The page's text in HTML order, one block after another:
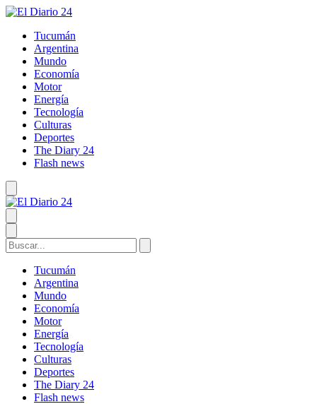
Tucumán
Argentina
Mundo
Economía
Motor
Energía
Tecnología
Culturas
Deportes
The Diary 24
Flash news
Tucumán
Argentina
Mundo
Economía
Motor
Energía
Tecnología
Culturas
Deportes
The Diary 24
Flash news